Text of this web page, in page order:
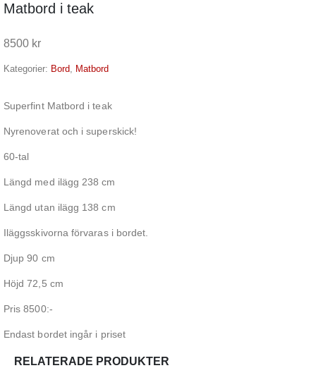
Matbord i teak
8500 kr
Kategorier: Bord Matbord
Superfint Matbord i teak
Nyrenoverat och i superskick!
60-tal
Längd med ilägg 238 cm
Längd utan ilägg 138 cm
Iläggsskivorna förvaras i bordet.
Djup 90 cm
Höjd 72,5 cm
Pris 8500:-
Endast bordet ingår i priset
RELATERADE PRODUKTER